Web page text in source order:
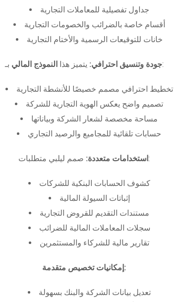
جداول تفصيلية للمعاملات التجارية
أقسام خاصة بالضرائب والخصومات التجارية
خانات للتوقيعات الرسمية والأختام التجارية
جودة وتنسيق احترافي: يتميز هذا النموذج المالي بـ:
تخطيط احترافي مصمم خصيصًا للأنشطة التجارية
تصميم واضح يعكس الهوية التجارية للشركة
مساحة مخصصة لشعار الشركة وبياناتها
حسابات تلقائية للمجاميع والرصيد التجاري
استخدامات متعددة:صمم ليلبي متطلبات:
كشوف الحسابات البنكية للشركات
إثباتات السيولة المالية
مستندات التقديم للقروض التجارية
سجلات المعاملات المالية للضرائب
تقارير مالية للشركاء والمستثمرين
إمكانيات تخصيص متقدمة:
تعديل بيانات الشركة والبنك بسهولة